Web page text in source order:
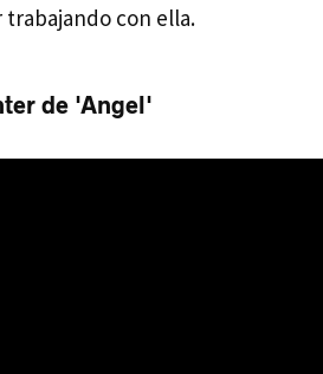
con ella.
de 'Angel'